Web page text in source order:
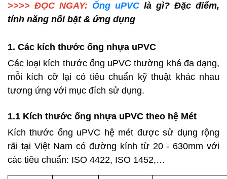
>>>> ĐỌC NGAY: Ống uPVC là gì? Đặc điểm,
tính năng nổi bật & ứng dụng
1. Các kích thước ống nhựa uPVC
Các loại kích thước ống uPVC thường khá đa dạng,
mỗi kích cỡ lại có tiêu chuẩn kỹ thuật khác nhau
tương ứng với mục đích sử dụng.
1.1 Kích thước ống nhựa uPVC theo hệ Mét
Kích thước ống uPVC hệ mét được sử dụng rộng
rãi tại Việt Nam có đường kính từ 20 - 630mm với
các tiêu chuẩn: ISO 4422, ISO 1452,…